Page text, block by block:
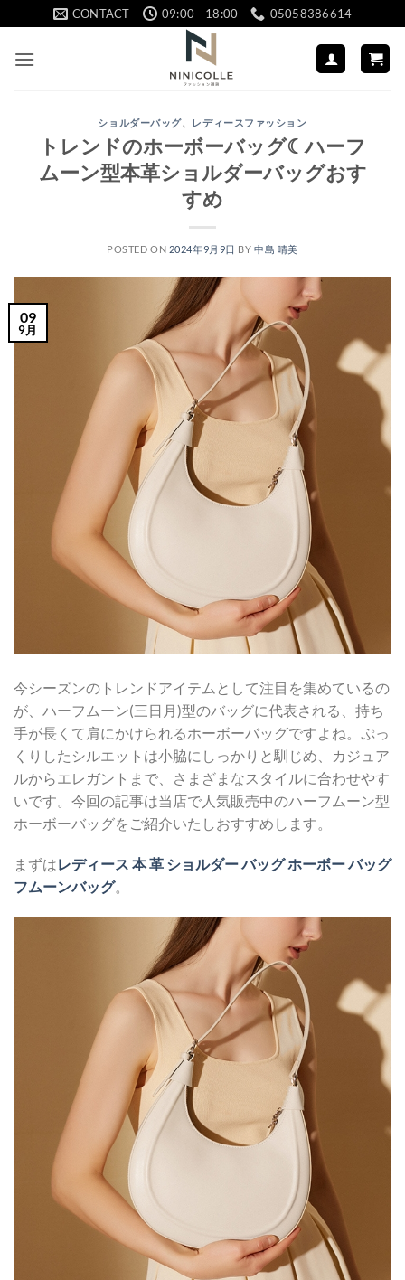
to
content
CONTACT 09:00 - 18:00 05058386614
ショルダーバッグ、 レディースファッション
トレンドのホーボーバッグ☾ハーフ
ムーン型本革ショルダーバッグおす
すめ
POSTED ON 2024年9月9日 BY中島 晴美
09
9月
今シーズンのトレンドアイテムとして注目を集めているの
が、ハーフムーン(三日月)型のバッグに代表される、持ち
手が長くて肩にかけられるホーボーバッグですよね。ぷっ
くりしたシルエットは小脇にしっかりと馴じめ、カジュア
ルからエレガントまで、さまざまなスタイルに合わせやす
いです。今回の記事は当店で人気販売中のハーフムーン型
ホーボーバッグをご紹介いたしおすすめします。
まずはレディース 本 革 ショルダー バッグ ホーボー バッグ
フムーンバッグ。